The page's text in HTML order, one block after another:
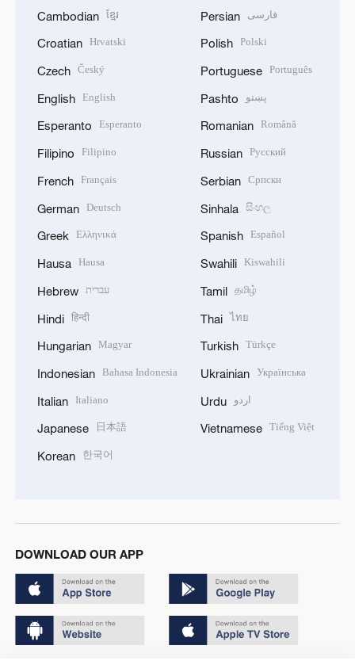
Cambodian ខ្មែរ
Croatian Hrvatski
Czech Český
English English
Esperanto Esperanto
Filipino Filipino
French Français
German Deutsch
Greek Ελληνικά
Hausa Hausa
Hebrew עברית
Hindi हिन्दी
Hungarian Magyar
Indonesian Bahasa Indonesia
Italian Italiano
Japanese 日本語
Korean 한국어
Persian فارسی
Polish Polski
Portuguese Português
Pashto پښتو
Romanian Română
Russian Русский
Serbian Српски
Sinhala සිංහල
Spanish Español
Swahili Kiswahili
Tamil தமிழ்
Thai ไทย
Turkish Türkçe
Ukrainian Українська
Urdu اردو
Vietnamese Tiếng Việt
DOWNLOAD OUR APP